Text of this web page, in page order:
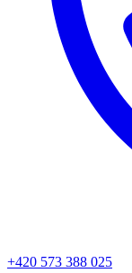
+420 573 388 025